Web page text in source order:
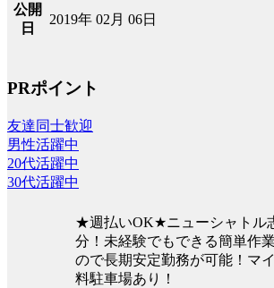
公開
日
2019年 02月 06日
PRポイント
友達同士歓迎
男性活躍中
20代活躍中
30代活躍中
★週払いOK★ニューシャトル
分！未経験でもできる簡単作
ので長期安定勤務が可能！マ
料駐車場あり！